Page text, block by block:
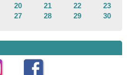
20 21 22
23
27 28 29
30